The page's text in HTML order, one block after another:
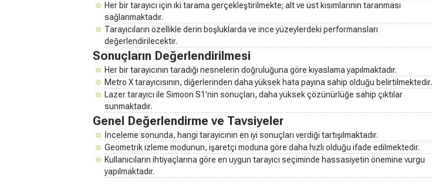
Her bir tarayıcı için iki tarama gerçekleştirilmekte; alt ve üst kısımlarının taranması
sağlanmaktadır.
Tarayıcıların özellikle derin boşluklarda ve ince yüzeylerdeki performansları
değerlendirilecektir.
Sonuçların Değerlendirilmesi
Her bir tarayıcının taradığı nesnelerin doğruluğuna göre kıyaslama yapılmaktadır.
Metro X tarayıcısının, diğerlerinden daha yüksek hata payına sahip olduğu belirtilmektedir.
Lazer tarayıcı ile Simoon S1'nin sonuçları, daha yüksek çözünürlüğe sahip çıktılar
sunmaktadır.
Genel Değerlendirme ve Tavsiyeler
İnceleme sonunda, hangi tarayıcının en iyi sonuçları verdiği tartışılmaktadır.
Geometrik izleme modunun, işaretçi moduna göre daha hızlı olduğu ifade edilmektedir.
Kullanıcıların ihtiyaçlarına göre en uygun tarayıcı seçiminde hassasiyetin önemine vurgu
yapılmaktadır.